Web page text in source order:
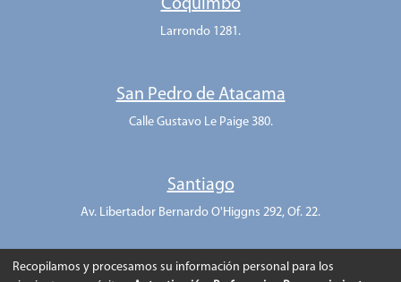
Coquimbo
Larrondo 1281.
San Pedro de Atacama
Calle Gustavo Le Paige 380.
Santiago
Av. Libertador Bernardo O'Higgns 292, Of. 22.
Recopilamos y procesamos su información personal para los